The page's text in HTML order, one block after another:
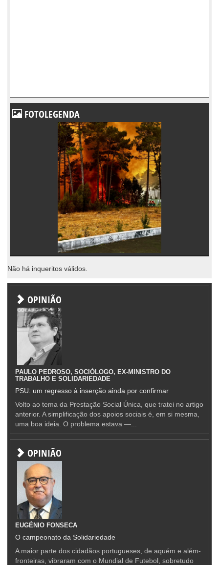
FOTOLEGENDA
Não há inqueritos válidos.
OPINIÃO
PAULO PEDROSO, SOCIÓLOGO, EX-MINISTRO DO
TRABALHO E SOLIDARIEDADE
PSU: um regresso à inserção ainda por confirmar
Volto ao tema da Prestação Social Única, que tratei no artigo
anterior. A simplificação dos apoios sociais é, em si mesma,
uma boa ideia. O problema estava —...
OPINIÃO
EUGÉNIO FONSECA
O campeonato da Solidariedade
A maior parte dos cidadãos portugueses, de aquém e além-
fronteiras, vibraram com o Mundial de Futebol, sobretudo